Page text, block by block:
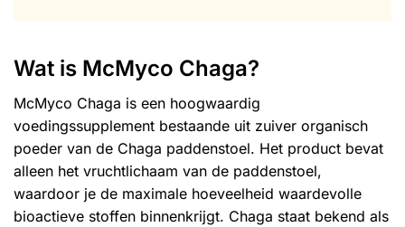
Wat is McMyco Chaga?
McMyco Chaga is een hoogwaardig
voedingssupplement bestaande uit zuiver organisch
poeder van de Chaga paddenstoel. Het product bevat
alleen het vruchtlichaam van de paddenstoel,
waardoor je de maximale hoeveelheid waardevolle
bioactieve stoffen binnenkrijgt. Chaga staat bekend als